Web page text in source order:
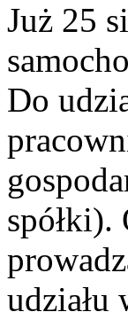
Już 25
Do
spółki).
udziału